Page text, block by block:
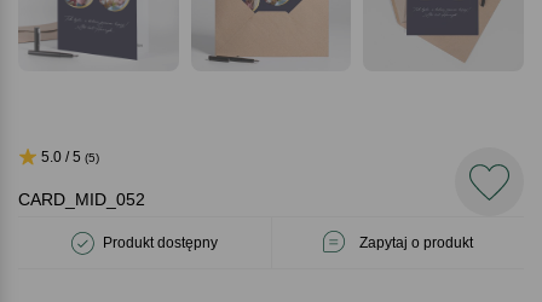
CARD_MID_052
Produkt dostępny Zapytaj o produkt
5.0 / 5 (5)